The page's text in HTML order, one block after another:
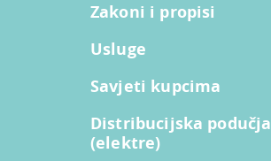
Zakoni i propisi
Usluge
Savjeti kupcima
Distribucijska podučja
(elektre)